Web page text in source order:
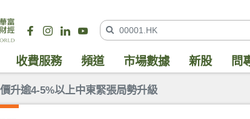
收費服務 頻道 市場數據 新股 問
升逾4-5%以上中東緊張局勢升級